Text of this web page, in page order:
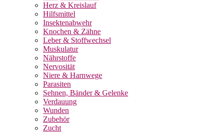
Herz & Kreislauf
Hilfsmittel
Insektenabwehr
Knochen & Zähne
Leber & Stoffwechsel
Muskulatur
Nährstoffe
Nervosität
Niere & Harnwege
Parasiten
Sehnen, Bänder & Gelenke
Verdauung
Wunden
Zubehör
Zucht